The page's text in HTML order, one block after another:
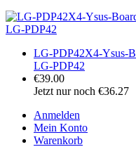
LG-PDP42X4-Ysus-
LG-PDP42
€39.00
Jetzt nur noch €36.27
Anmelden
Mein Konto
Warenkorb